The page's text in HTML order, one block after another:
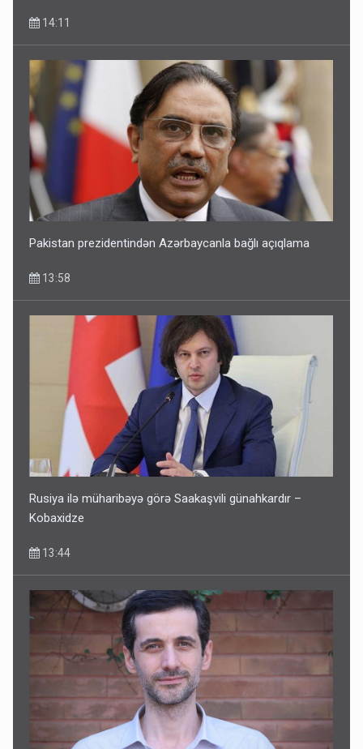
14:11
Pakistan prezidentindən Azərbaycanla bağlı açıqlama
13:58
Rusiya ilə müharibəyə görə Saakaşvili günahkardır –
Kobaxidze
13:44